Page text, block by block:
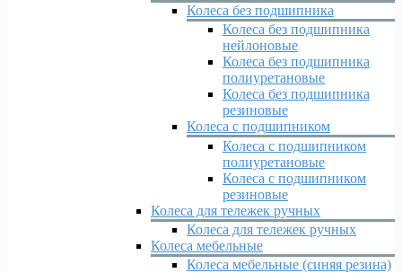
Колеса без подшипника
Колеса без подшипника
нейлоновые
Колеса без подшипника
полиуретановые
Колеса без подшипника
резиновые
Колеса с подшипником
Колеса с подшипником
полиуретановые
Колеса с подшипником
резиновые
Колеса для тележек ручных
Колеса для тележек ручных
Колеса мебельные
Колеса мебельные (синяя резина)